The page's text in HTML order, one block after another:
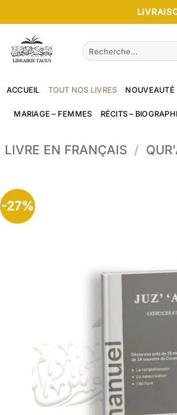
Recherche
pour :
ACCUEIL TOUT NOS LIVRES NOUVEAUTÉ
MARIAGE – FEMMES RÉCITS –
LIVRE EN FRANÇAIS /
-27%